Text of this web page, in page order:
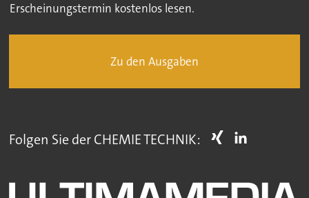
Erscheinungstermin kostenlos lesen.
Zu den Ausgaben
Folgen Sie der CHEMIE TECHNIK: